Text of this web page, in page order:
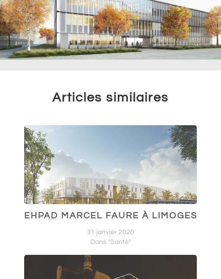
Articles similaires
EHPAD MARCEL FAURE À LIMOGES
31 janvier 2020
Dans "Santé"